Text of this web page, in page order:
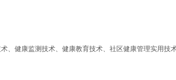
、健康监测技术、健康教育技术、社区健康管理实用技